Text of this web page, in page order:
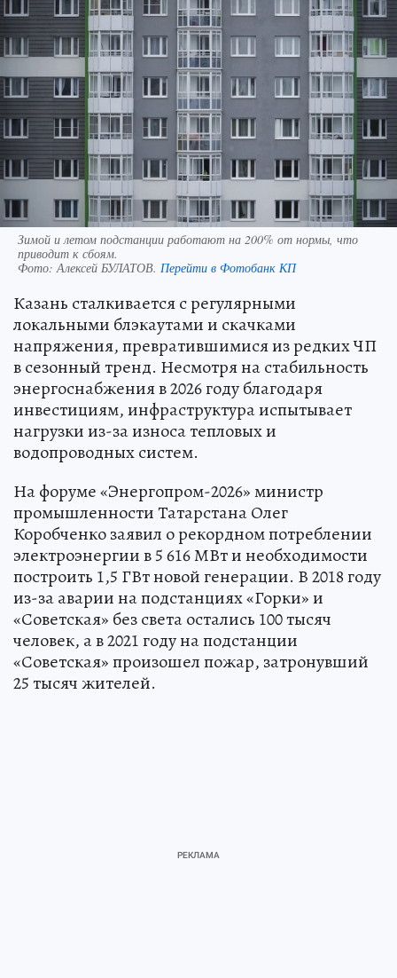
Зимой и летом подстанции работают на 200% от нормы, что
приводит к сбоям.
Фото: Алексей БУЛАТОВ. Перейти в Фотобанк КП
Казань сталкивается с регулярными
локальными блэкаутами и скачками
напряжения, превратившимися из редких ЧП
в сезонный тренд. Несмотря на стабильность
энергоснабжения в 2026 году благодаря
инвестициям, инфраструктура испытывает
нагрузки из-за износа тепловых и
водопроводных систем.
На форуме «Энергопром-2026» министр
промышленности Татарстана Олег
Коробченко заявил о рекордном потреблении
электроэнергии в 5 616 МВт и необходимости
построить 1,5 ГВт новой генерации. В 2018 году
из-за аварии на подстанциях «Горки» и
«Советская» без света остались 100 тысяч
человек, а в 2021 году на подстанции
«Советская» произошел пожар, затронувший
25 тысяч жителей.